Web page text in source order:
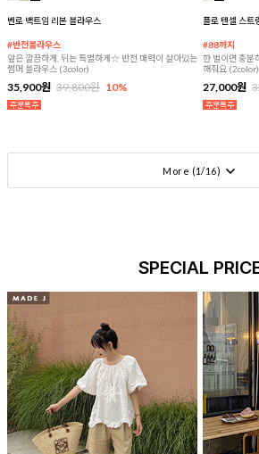
벤로 백트임 리본 블라우스
#반전블라우스
앞은 깔끔하게, 뒤는 특별하게☆ 반전 매력이 살아있는
썸머 블라우스 (3color)
35,900원 39,800원 10%
플로 텐셀 스트
#88까지
한 벌이면 충분
해줘요 (2color)
27,000원
More (1/16)
SPECIAL